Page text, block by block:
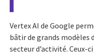
Vertex AI de Google
bâtir de grands modèles
secteur d’activité.